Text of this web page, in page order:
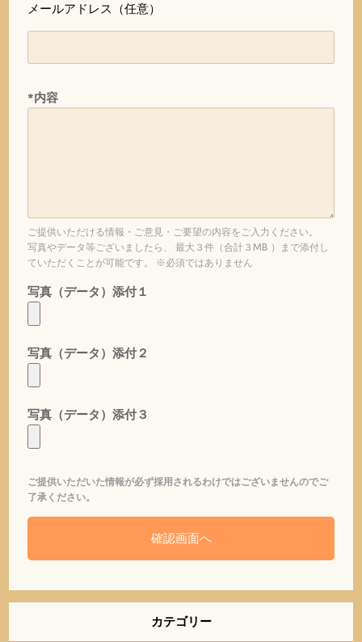
メールアドレス（任意）
*内容
ご提供いただける情報・ご意見・ご要望の内容をご入力ください。
写真やデータ等ございましたら、 最大３件（合計３MB ）まで添付し
ていただくことが可能です。 ※必須ではありません
写真（データ）添付１
写真（データ）添付２
写真（データ）添付３
ご提供いただいた情報が必ず採用されるわけではございませんのでご
了承ください。
カテゴリー